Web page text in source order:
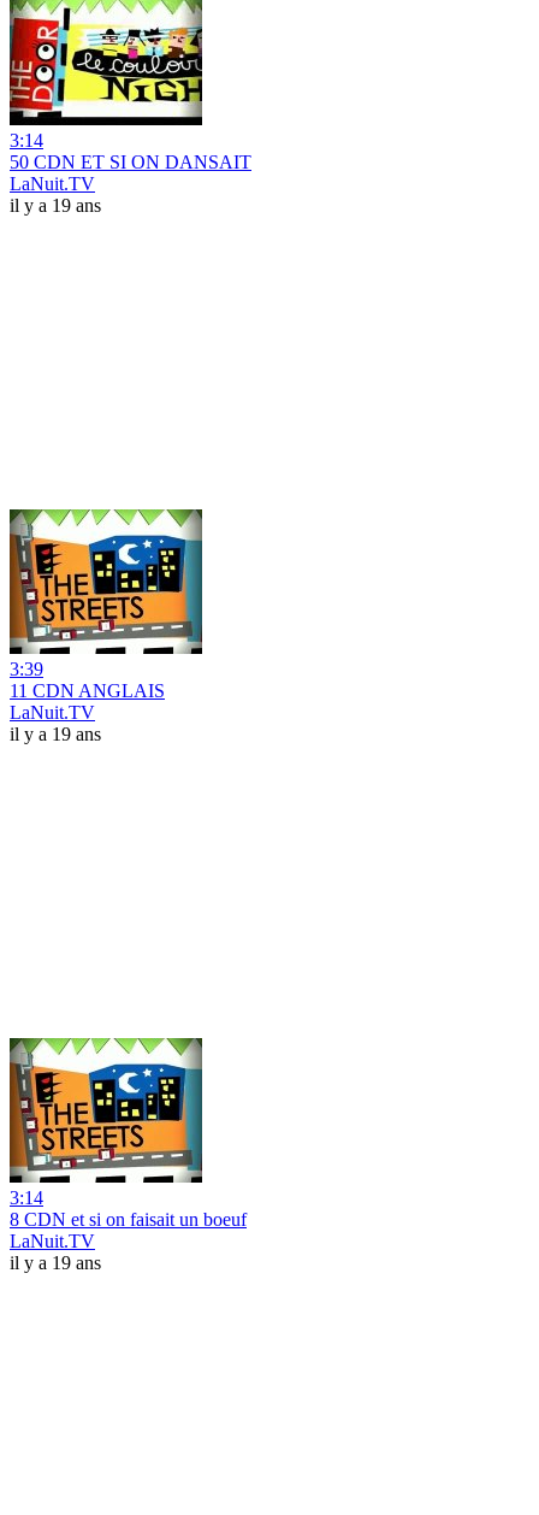
3:14
50 CDN ET SI ON DANSAIT
LaNuit.TV
il y a 19 ans
3:39
11 CDN ANGLAIS
LaNuit.TV
il y a 19 ans
3:14
8 CDN et si on faisait un boeuf
LaNuit.TV
il y a 19 ans